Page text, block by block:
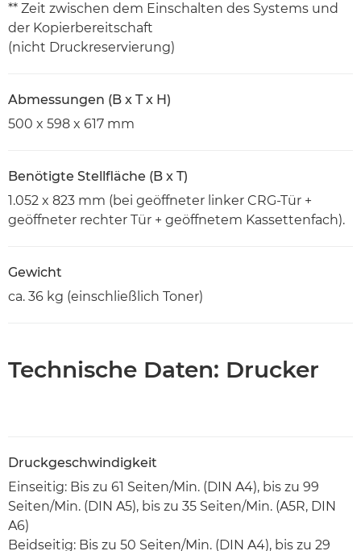
** Zeit zwischen dem Einschalten des Systems und
der Kopierbereitschaft
(nicht Druckreservierung)
Abmessungen (B x T x H)
500 x 598 x 617 mm
Benötigte Stellfläche (B x T)
1.052 x 823 mm (bei geöffneter linker CRG-Tür +
geöffneter rechter Tür + geöffnetem Kassettenfach).
Gewicht
ca. 36 kg (einschließlich Toner)
Technische Daten: Drucker
Druckgeschwindigkeit
Einseitig: Bis zu 61 Seiten/Min. (DIN A4), bis zu 99
Seiten/Min. (DIN A5), bis zu 35 Seiten/Min. (A5R, DIN
A6)
Beidseitig: Bis zu 50 Seiten/Min. (DIN A4), bis zu 29